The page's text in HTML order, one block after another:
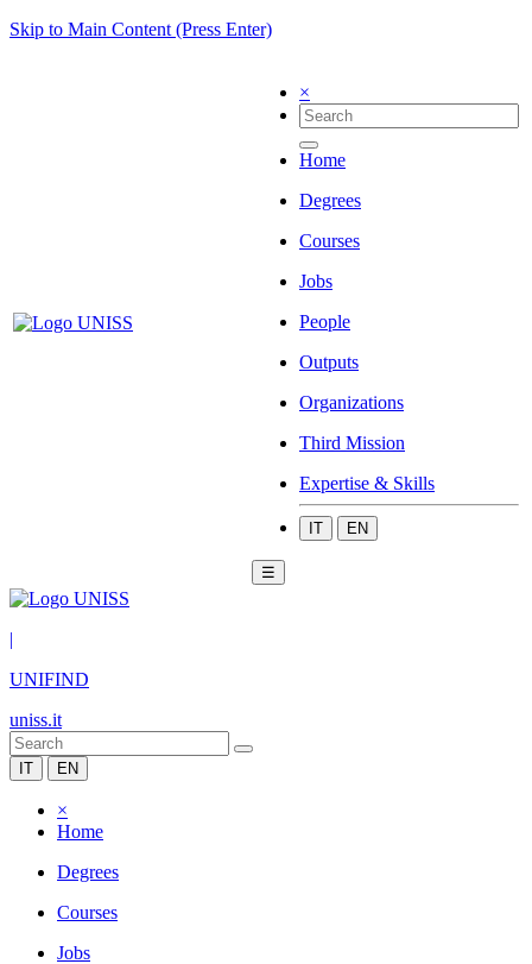
Skip to Main Content (Press Enter)
×
Home
Degrees
Courses
Jobs
People
Outputs
Organizations
Third Mission
Expertise & Skills
IT EN
☰
|
UNIFIND
uniss.it
IT EN
×
Home
Degrees
Courses
Jobs